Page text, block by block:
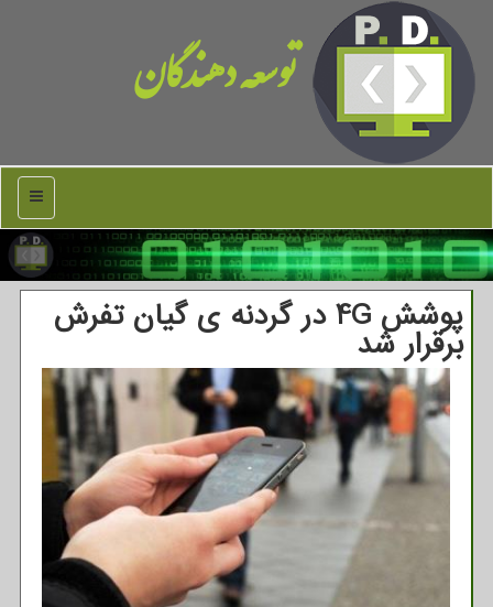
توسعه دهندگان
منو
پوشش 4G در گردنه ی گیان تفرش
برقرار شد